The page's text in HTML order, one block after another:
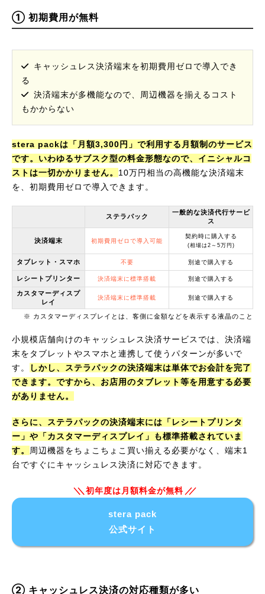
① 初期費用が無料
キャッシュレス決済端末を初期費用ゼロで導入でき
る
決済端末が多機能なので、周辺機器を揃えるコスト
もかからない
stera packは「月額3,300円」で利用する月額制のサービス
です。いわゆるサブスク型の料金形態なので、イニシャルコ
ストは一切かかりません。 10万円相当の高機能な決済端末
を、初期費用ゼロで導入できます。
ステラパック
一般的な決済代行サービ
ス
決済端末 初期費用ゼロで導入可能
契約時に購入する
(相場は2～5万円)
タブレット・スマホ 不要 別途で購入する
レシートプリンター 決済端末に標準搭載 別途で購入する
カスタマーディスプ
レイ
決済端末に標準搭載 別途で購入する
※ カスタマーディスプレイとは、客側に金額などを表示する液晶のこと
小規模店舗向けのキャッシュレス決済サービスでは、決済端
末をタブレットやスマホと連携して使うパターンが多いで
す。
しかし、ステラパックの決済端末は単体でお会計を完了
できます。ですから、お店用のタブレット等を用意する必要
がありません。
さらに、ステラパックの決済端末には「レシートプリンタ
ー」や「カスタマーディスプレイ」も標準搭載されていま
す。
周辺機器をちょこちょこ買い揃える必要がなく、端末1
台ですぐにキャッシュレス決済に対応できます。
初年度は月額料金が無料
stera pack
公式サイト
② キャッシュレス決済の対応種類が多い